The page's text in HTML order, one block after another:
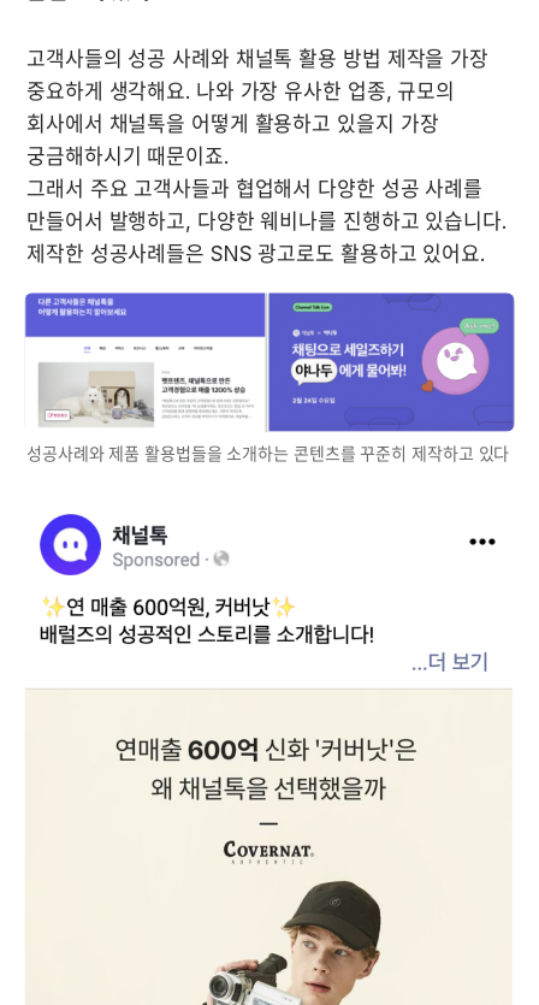
고객사들의 성공 사례와 채널톡 활용 방법 제작을 가장
중요하게 생각해요. 나와 가장 유사한 업종, 규모의
회사에서 채널톡을 어떻게 활용하고 있을지 가장
궁금해하시기 때문이죠.
그래서 주요 고객사들과 협업해서 다양한 성공 사례를
만들어서 발행하고, 다양한 웨비나를 진행하고 있습니다.
제작한 성공사례들은 SNS 광고로도 활용하고 있어요.
성공사례와 제품 활용법들을 소개하는 콘텐츠를 꾸준히 제작하고 있다